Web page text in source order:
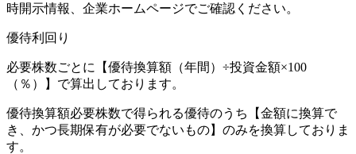
時開示情報、企業ホームページでご確認ください。
優待利回り
必要株数ごとに【優待換算額（年間）÷投資金額×100
（％）】で算出しております。
優待換算額必要株数で得られる優待のうち【金額に換算で
き、かつ長期保有が必要でないもの】のみを換算しておりま
す。